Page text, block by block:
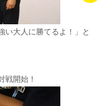
い大人に勝てるよ！」と
戦開始！